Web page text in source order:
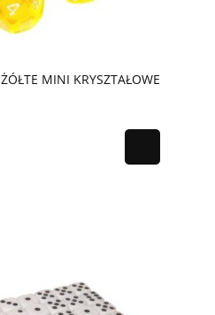
MINI KRYSZTAŁOWE